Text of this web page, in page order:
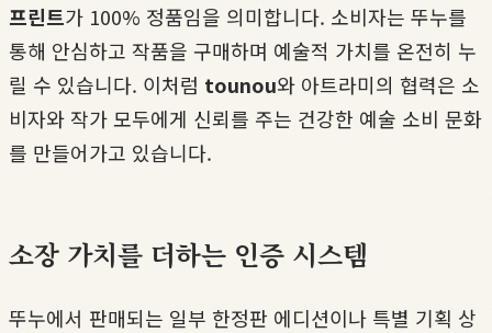
프린트가 100% 정품임을 의미합니다. 소비자는 뚜누를
통해 안심하고 작품을 구매하며 예술적 가치를 온전히 누
릴 수 있습니다. 이처럼 tounou와 아트라미의 협력은 소
비자와 작가 모두에게 신뢰를 주는 건강한 예술 소비 문화
를 만들어가고 있습니다.
소장 가치를 더하는 인증 시스템
뚜누에서 판매되는 일부 한정판 에디션이나 특별 기획 상